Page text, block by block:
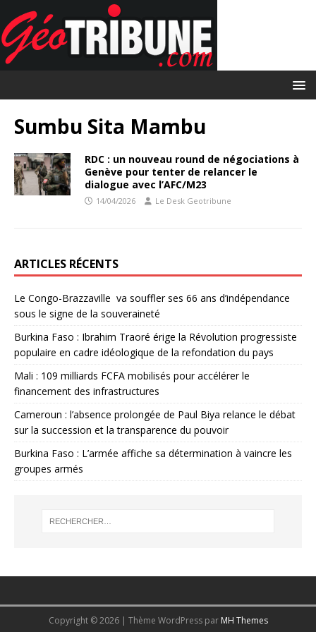
Sumbu Sita Mambu
RDC : un nouveau round de négociations à
Genève pour tenter de relancer le
dialogue avec l’AFC/M23
14/04/2026 Le Desk Geotribune
ARTICLES RÉCENTS
Le Congo-Brazzaville va souffler ses 66 ans d’indépendance
sous le signe de la souveraineté
Burkina Faso : Ibrahim Traoré érige la Révolution progressiste
populaire en cadre idéologique de la refondation du pays
Mali : 109 milliards FCFA mobilisés pour accélérer le
financement des infrastructures
Cameroun : l’absence prolongée de Paul Biya relance le débat
sur la succession et la transparence du pouvoir
Burkina Faso : L’armée affiche sa détermination à vaincre les
groupes armés
Copyright © 2026 | Thème WordPress par MH Themes